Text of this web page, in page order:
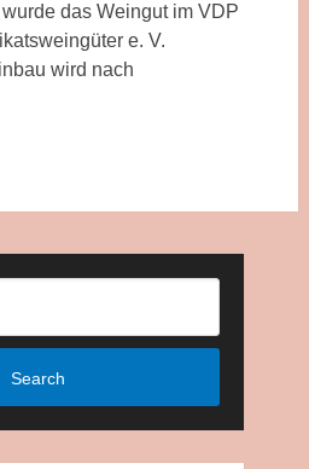
das Weingut im VDP
e. V.
wird nach
Search